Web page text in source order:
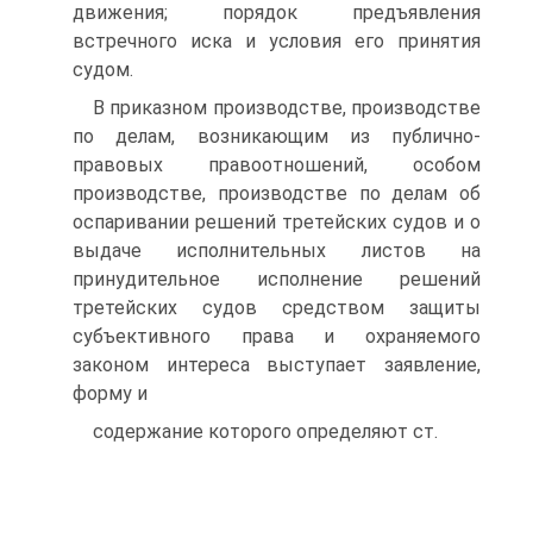
движения; порядок предъявления
встречного иска и условия его принятия
судом.
В приказном производстве, производстве
по делам, возникающим из публично-
правовых правоотношений, особом
производстве, производстве по делам об
оспаривании решений третейских судов и о
выдаче исполнительных листов на
принудительное исполнение решений
третейских судов средством защиты
субъективного права и охраняемого
законом интереса выступает заявление,
форму и
содержание которого определяют ст.